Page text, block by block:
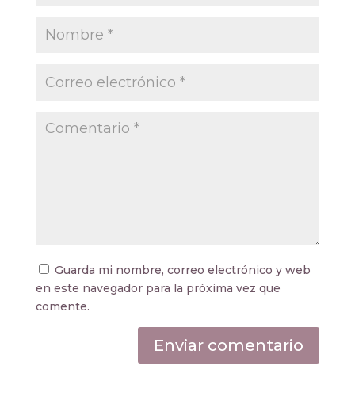
Guarda mi nombre, correo electrónico y web
en este navegador para la próxima vez que
comente.